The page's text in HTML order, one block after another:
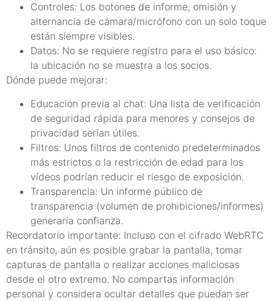
Controles: Los botones de informe, omisión y
alternancia de cámara/micrófono con un solo toque
están siempre visibles.
Datos: No se requiere registro para el uso básico:
la ubicación no se muestra a los socios.
Dónde puede mejorar:
Educación previa al chat: Una lista de verificación
de seguridad rápida para menores y consejos de
privacidad serían útiles.
Filtros: Unos filtros de contenido predeterminados
más estrictos o la restricción de edad para los
vídeos podrían reducir el riesgo de exposición.
Transparencia: Un informe público de
transparencia (volumen de prohibiciones/informes)
generaría confianza.
Recordatorio importante: Incluso con el cifrado WebRTC
en tránsito, aún es posible grabar la pantalla, tomar
capturas de pantalla o realizar acciones maliciosas
desde el otro extremo. No compartas información
personal y considera ocultar detalles que puedan ser